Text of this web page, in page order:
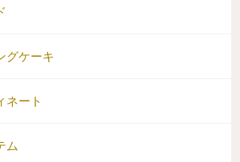
グケーキ
ネート
ム